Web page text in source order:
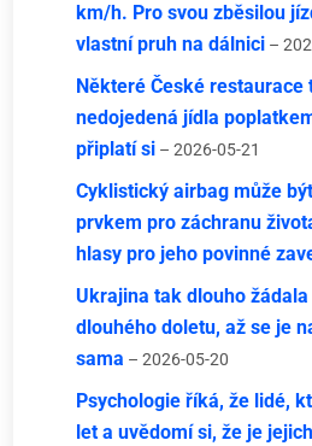
km/h. Pro svou zběsilou
vlastní pruh na dálnici –
Některé České restaurace
nedojedená jídla
připlatí si – 2026-05-21
Cyklistický airbag může
prvkem pro záchranu
hlasy pro jeho povinné
Ukrajina tak dlouho
dlouhého doletu, až se je
sama – 2026-05-20
Psychologie říká, že lidé,
let a uvědomí si, že je